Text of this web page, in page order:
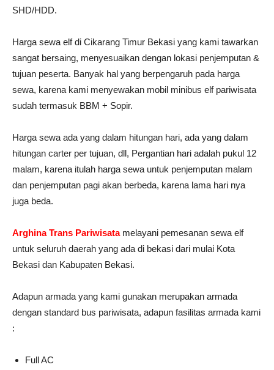
SHD/HDD.
Harga sewa elf di Cikarang Timur Bekasi yang kami tawarkan
sangat bersaing, menyesuaikan dengan lokasi penjemputan &
tujuan peserta. Banyak hal yang berpengaruh pada harga
sewa, karena kami menyewakan mobil minibus elf pariwisata
sudah termasuk BBM + Sopir.
Harga sewa ada yang dalam hitungan hari, ada yang dalam
hitungan carter per tujuan, dll, Pergantian hari adalah pukul 12
malam, karena itulah harga sewa untuk penjemputan malam
dan penjemputan pagi akan berbeda, karena lama hari nya
juga beda.
Arghina Trans Pariwisatamelayani pemesanan sewa elf
untuk seluruh daerah yang ada di bekasi dari mulai Kota
Bekasi dan Kabupaten Bekasi.
Adapun armada yang kami gunakan merupakan armada
dengan standard bus pariwisata, adapun fasilitas armada kami
:
Full AC